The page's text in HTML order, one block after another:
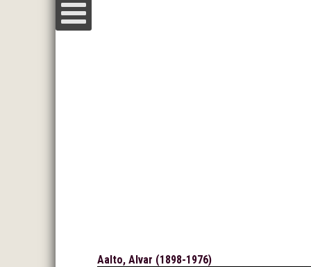
Aalto, Alvar (1898-1976)